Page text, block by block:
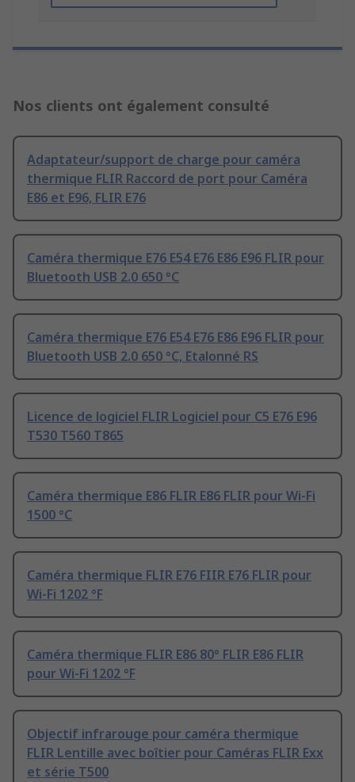
Nos clients ont également consulté
Adaptateur/support de charge pour caméra
thermique FLIR Raccord de port pour Caméra
E86 et E96, FLIR E76
Caméra thermique E76 E54 E76 E86 E96 FLIR pour
Bluetooth USB 2.0 650 °C
Caméra thermique E76 E54 E76 E86 E96 FLIR pour
Bluetooth USB 2.0 650 °C, Etalonné RS
Licence de logiciel FLIR Logiciel pour C5 E76 E96
T530 T560 T865
Caméra thermique E86 FLIR E86 FLIR pour Wi-Fi
1500 °C
Caméra thermique FLIR E76 FIIR E76 FLIR pour
Wi-Fi 1202 °F
Caméra thermique FLIR E86 80° FLIR E86 FLIR
pour Wi-Fi 1202 °F
Objectif infrarouge pour caméra thermique
FLIR Lentille avec boîtier pour Caméras FLIR Exx
et série T500